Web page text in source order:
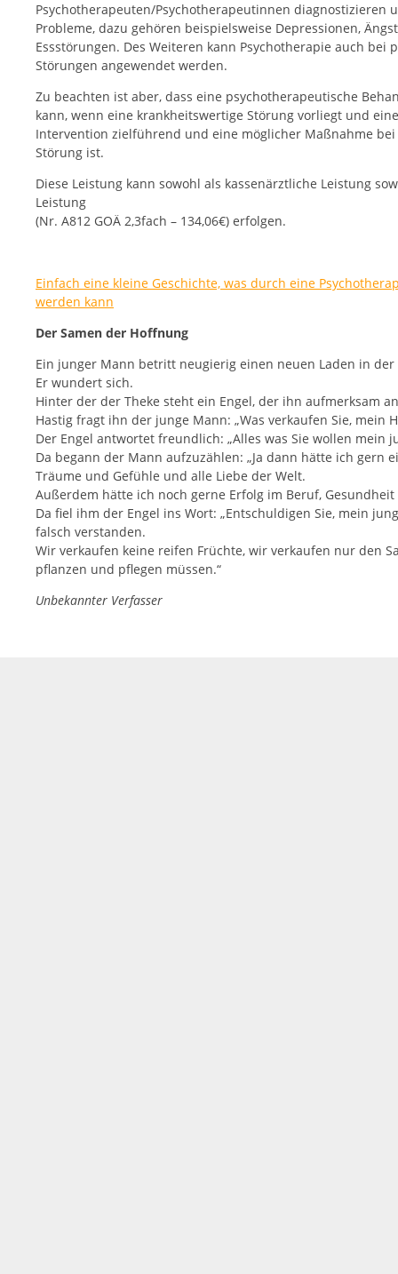
Psychotherapeuten/Psychotherapeutinnen diagnostizieren
Probleme, dazu gehören beispielsweise Depressionen,
Essstörungen. Des Weiteren kann Psychotherapie auch bei
Störungen angewendet werden.
Zu beachten ist aber, dass eine psychotherapeutische
kann, wenn eine krankheitswertige Störung vorliegt und
Intervention zielführend und eine möglicher Maßnahme
Störung ist.
Diese Leistung kann sowohl als kassenärztliche Leistung
Leistung
(Nr. A812 GOÄ 2,3fach – 134,06€) erfolgen.
Einfach eine kleine Geschichte, was durch eine
werden kann
Der Samen der Hoffnung
Ein junger Mann betritt neugierig einen neuen Laden in der
Er wundert sich.
Hinter der der Theke steht ein Engel, der ihn aufmerksam
Hastig fragt ihn der junge Mann: „Was verkaufen Sie, mein
Der Engel antwortet freundlich: „Alles was Sie wollen mein
Da begann der Mann aufzuzählen: „Ja dann hätte ich gern
Träume und Gefühle und alle Liebe der Welt.
Außerdem hätte ich noch gerne Erfolg im Beruf,
Da fiel ihm der Engel ins Wort: „Entschuldigen Sie, mein
falsch verstanden.
Wir verkaufen keine reifen Früchte, wir verkaufen nur den
pflanzen und pflegen müssen.“
Unbekannter Verfasser